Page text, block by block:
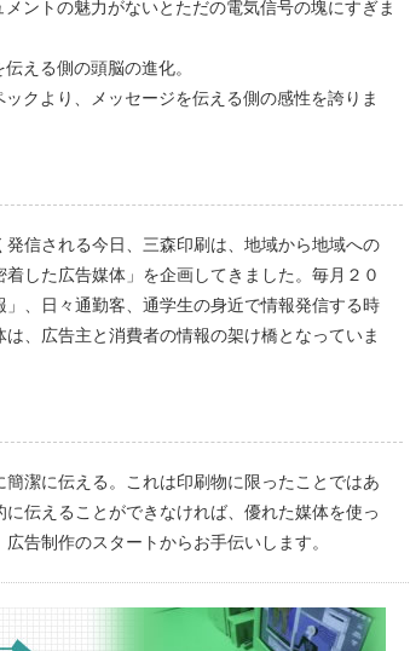
ントの魅力がないとただの電気信号の塊にすぎま
える側の頭脳の進化。
クより、メッセージを伝える側の感性を誇りま
信される今日、三森印刷は、地域から地域への
した広告媒体」を企画してきました。毎月２０
、日々通勤客、通学生の身近で情報発信する時
、広告主と消費者の情報の架け橋となっていま
潔に伝える。これは印刷物に限ったことではあ
伝えることができなければ、優れた媒体を使っ
告制作のスタートからお手伝いします。